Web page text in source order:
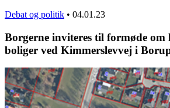
Debat og politik • 04.01.23
Borgerne inviteres til formøde
boliger ved Kimmerslevvej i